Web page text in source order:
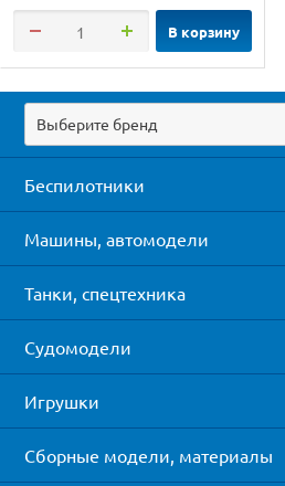
В корзину
Выберите бренд
Беспилотники
Машины, автомодели
Танки, спецтехника
Судомодели
Игрушки
Сборные модели, материалы